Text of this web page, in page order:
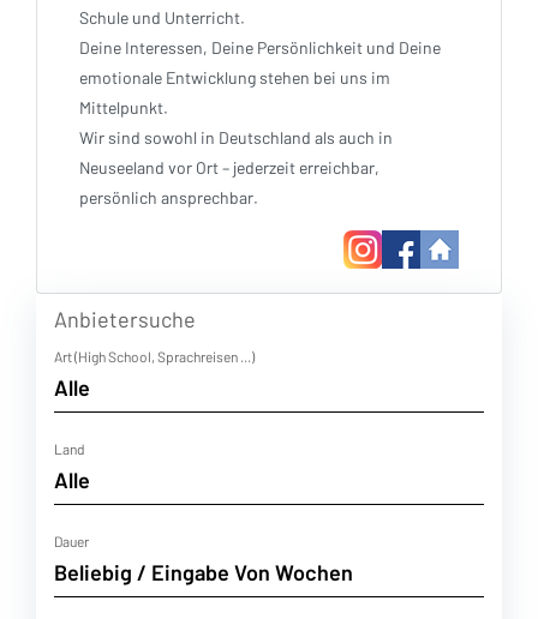
Schule und Unterricht.
Deine Interessen, Deine Persönlichkeit und Deine
emotionale Entwicklung stehen bei uns im
Mittelpunkt.
Wir sind sowohl in Deutschland als auch in
Neuseeland vor Ort – jederzeit erreichbar,
persönlich ansprechbar.
Anbietersuche
Art (High School, Sprachreisen ...)
Land
Dauer